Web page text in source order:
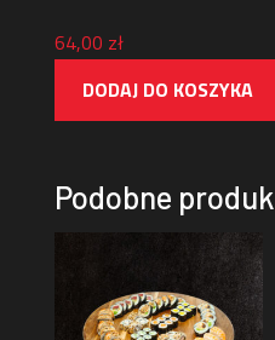
64,00 zł
DODAJ DO KOSZYKA
Podobne